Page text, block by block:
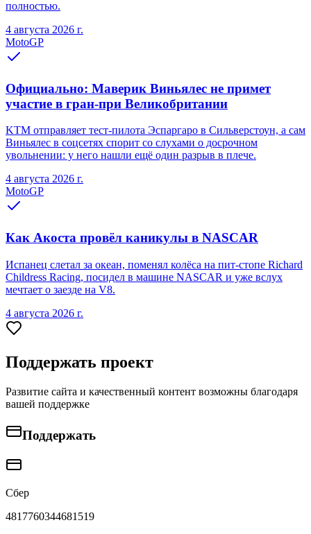
полностью.
4 августа 2026 г.
MotoGP
Официально: Маверик Виньялес не примет
участие в гран-при Великобритании
KTM отправляет тест-пилота Эспаргаро в Сильверстоун, а сам
Виньялес в соцсетях спорит со слухами о досрочном
увольнении: у него нашли ещё один разрыв в плече.
4 августа 2026 г.
MotoGP
Как Акоста провёл каникулы в NASCAR
Испанец слетал за океан, поменял колёса на пит-стопе Richard
Childress Racing, посидел в машине NASCAR и уже вслух
мечтает о заезде на V8.
4 августа 2026 г.
Поддержать проект
Развитие сайта и качественный контент возможны благодаря
вашей поддержке
Поддержать
Сбер
4817760344681519